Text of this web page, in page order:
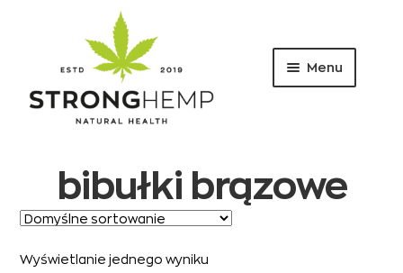
Przejdź
do
nawigacji
Przejdź
do
Menu
bibułki brązowe
Wyświetlanie jednego wyniku